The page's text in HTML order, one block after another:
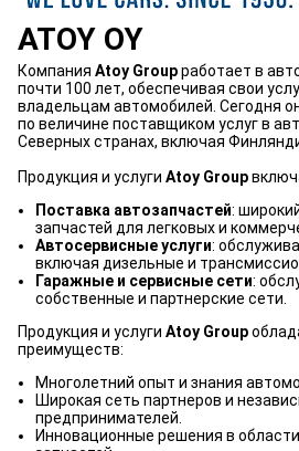
ATOY OY
Компания Atoy Groupработает в
почти 100 лет, обеспечивая свои
владельцам автомобилей. Сегодня
по величине поставщиком услуг в
Северных странах, включая
Продукция и услуги Atoy Group
Поставка автозапчастей:
запчастей для легковых и
Автосервисные услуги:
включая дизельные и
Гаражные и сервисные сети:
собственные и партнерские сети.
Продукция и услуги Atoy Group
преимуществ:
Многолетний опыт и знания
Широкая сеть партнеров и
предпринимателей.
Инновационные решения в